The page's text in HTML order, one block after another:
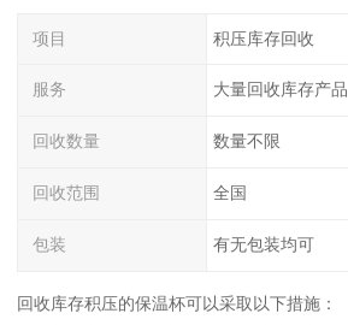
项目 积压库存回收
服务 大量回收库存产品
回收数量 数量不限
回收范围 全国
包装 有无包装均可
回收库存积压的保温杯可以采取以下措施：